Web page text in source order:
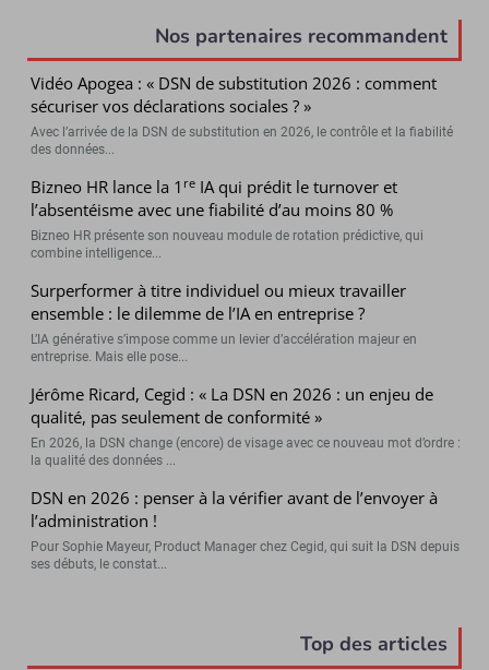
Nos partenaires recommandent
Vidéo Apogea : « DSN de substitution 2026 : comment
sécuriser vos déclarations sociales ? »
Avec l’arrivée de la DSN de substitution en 2026, le contrôle et la fiabilité
des données...
Bizneo HR lance la 1 re IA qui prédit le turnover et
l’absentéisme avec une fiabilité d’au moins 80 %
Bizneo HR présente son nouveau module de rotation prédictive, qui
combine intelligence...
Surperformer à titre individuel ou mieux travailler
ensemble : le dilemme de l’IA en entreprise ?
L’IA générative s’impose comme un levier d’accélération majeur en
entreprise. Mais elle pose...
Jérôme Ricard, Cegid : « La DSN en 2026 : un enjeu de
qualité, pas seulement de conformité »
En 2026, la DSN change (encore) de visage avec ce nouveau mot d’ordre :
la qualité des données ...
DSN en 2026 : penser à la vérifier avant de l’envoyer à
l’administration !
Pour Sophie Mayeur, Product Manager chez Cegid, qui suit la DSN depuis
ses débuts, le constat...
Top des articles